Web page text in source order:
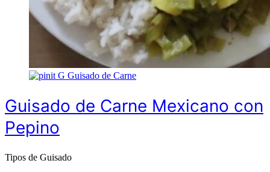
G Guisado de Carne
Guisado de Carne Mexicano con
Pepino
Tipos de Guisado